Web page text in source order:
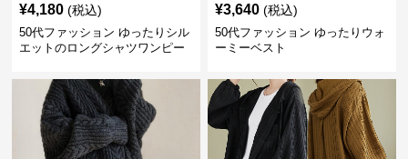
¥4,180 (税込)
50代ファッション ゆったりシル
エットのロングシャツワンピー
¥3,640 (税込)
50代ファッション ゆったりウォ
ーミーベスト